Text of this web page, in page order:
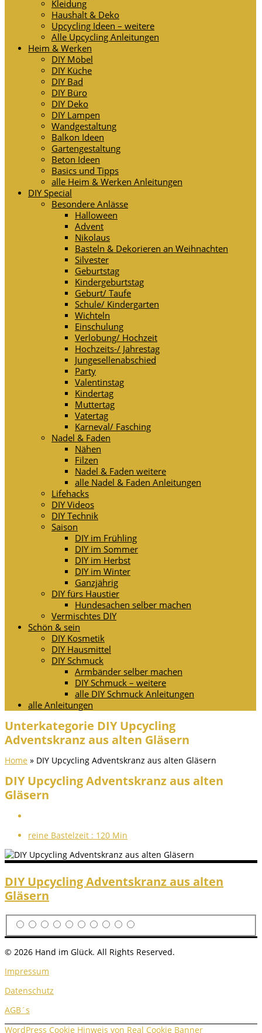
Kleidung
Haushalt & Deko
Upcycling Ideen – weitere
Alle Upcycling Anleitungen
Heim & Werken
DIY Möbel
DIY Küche
DIY Bad
DIY Büro
DIY Deko
DIY Lampen
Wandgestaltung
Balkon Ideen
Gartengestaltung
Beton Ideen
Basics und Tipps
alle Heim & Werken Anleitungen
DIY Special
Besondere Anlässe
Halloween
Advent
Nikolaus
Basteln & Dekorieren an Weihnachten
Silvester
Geburtstag
Kindergeburtstag
Geburt/ Taufe
Schule/ Kindergarten
Wichteln
Einschulung
Verlobung/ Hochzeit
Hochzeits-/ Jahrestag
Jungesellenabschied
Party
Valentinstag
Kindertag
Muttertag
Vatertag
Karneval/ Fasching
Nadel & Faden
Nähen
Filzen
Nadel & Faden weitere
alle Nadel & Faden Anleitungen
Lifehacks
DIY Videos
DIY Technik
Saison
DIY im Frühling
DIY im Sommer
DIY im Herbst
DIY im Winter
Ganzjährig
DIY fürs Haustier
Hundesachen selber machen
Vermischtes DIY
Schön & sein
DIY Kosmetik
DIY Hausmittel
DIY Schmuck
Armbänder selber machen
DIY Schmuck – weitere
alle DIY Schmuck Anleitungen
alle Anleitungen
Unterkategorie DIY Upcycling
Adventskranz aus alten Gläsern
Home » DIY Upcycling Adventskranz aus alten Gläsern
DIY Upcycling Adventskranz aus alten
Gläsern
reine Bastelzeit : 120 Min
DIY Upcycling Adventskranz aus alten
Gläsern
© 2026 Hand im Glück. All Rights Reserved.
Impressum
Datenschutz
AGB´s
WordPress Cookie Hinweis von Real Cookie Banner